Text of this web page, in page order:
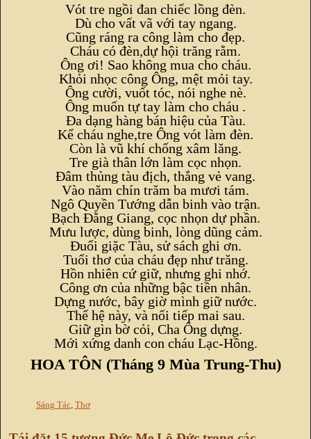
Vót tre ngồi đan chiếc lồng đèn.
Dù cho vất vã với tay ngang.
Cũng ráng ra công làm cho đẹp.
Cháu có đèn,dự hội trăng rằm.
Ông ơi! Sao không mua cho cháu.
Khỏi nhọc công Ông, mệt mỏi tay.
Ông cười, vuốt tóc, nói nghe nè.
Ông muốn tự tay làm cho cháu .
Đa dạng hàng bán hiệu của Tàu.
Kể cháu nghe,tre Ông vót làm đèn.
Còn là vũ khí chống xâm lăng.
Tre già thân lớn làm cọc nhọn.
Đâm thủng tàu địch, thắng vẻ vang.
Vào năm chín trăm ba mươi tám.
Ngô Quyền Tướng dẫn binh vào trận.
Bạch Đằng Giang, cọc nhọn dự phần.
Mưu lược, dùng binh, lòng dũng cảm.
Đuổi giặc Tàu, sử sách ghi ơn.
Tuổi thơ của cháu đẹp như trăng.
Hồn nhiên cứ giữ, nhưng ghi nhớ.
Công ơn của những bậc tiền nhân.
Dựng nước, bây giờ mình giữ nước.
Thế hệ này, và nối tiếp mai sau.
Giữ gìn bờ cỏi, Cha Ông dựng.
Mới xứng danh con cháu Lạc-Hồng.
HOA TÔN (Tháng 9 Mùa Trung-Thu)
Sáng Tác, Thơ